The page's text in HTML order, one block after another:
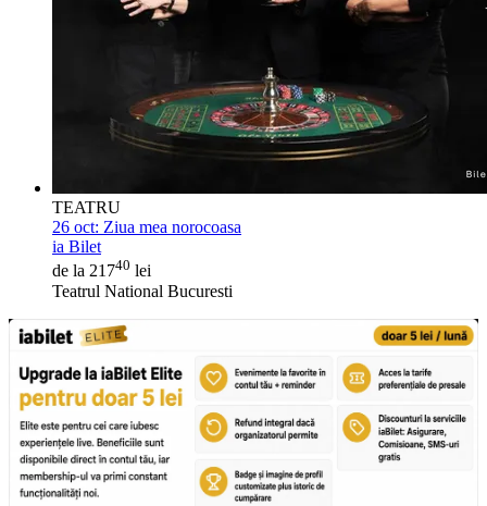
TEATRU
26 oct: Ziua mea norocoasa
ia Bilet
de la 21740 lei
Teatrul National Bucuresti